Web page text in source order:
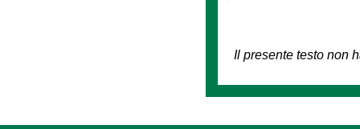
Il presente testo non